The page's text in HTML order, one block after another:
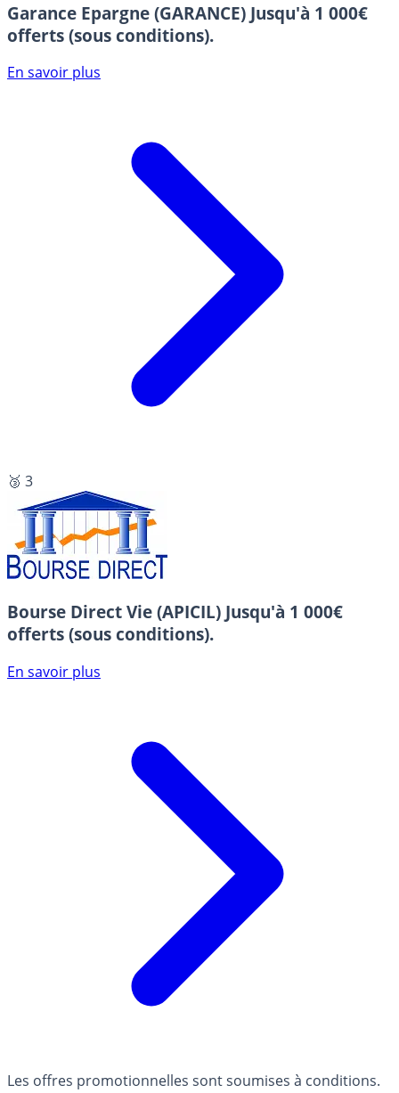
Garance Epargne (GARANCE) Jusqu'à 1 000€
offerts (sous conditions).
En savoir plus
🥉 3
Bourse Direct Vie (APICIL) Jusqu'à 1 000€
offerts (sous conditions).
En savoir plus
Les offres promotionnelles sont soumises à conditions.